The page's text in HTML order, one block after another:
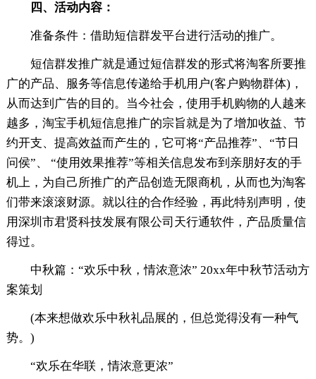
四、活动内容：
准备条件：借助短信群发平台进行活动的推广。
短信群发推广就是通过短信群发的形式将淘客所要推
广的产品、服务等信息传递给手机用户(客户购物群体)，
从而达到广告的目的。当今社会，使用手机购物的人越来
越多，淘宝手机短信息推广的宗旨就是为了增加收益、节
约开支、提高效益而产生的，它可将“产品推荐”、“节日
问侯”、 “使用效果推荐”等相关信息发布到亲朋好友的手
机上，为自己所推广的产品创造无限商机，从而也为淘客
们带来滚滚财源。就以往的合作经验，再此特别声明，使
用深圳市君贤科技发展有限公司天行通软件，产品质量信
得过。
中秋篇：“欢乐中秋，情浓意浓” 20xx年中秋节活动方
案策划
(本来想做欢乐中秋礼品展的，但总觉得没有一种气
势。)
“欢乐在华联，情浓意更浓”